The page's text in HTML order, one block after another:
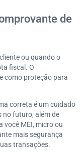
de
ou quando o
fiscal. O
como proteção para
correta é um cuidado
no futuro, além de
você MEI, micro ou
mais segurança
transações.